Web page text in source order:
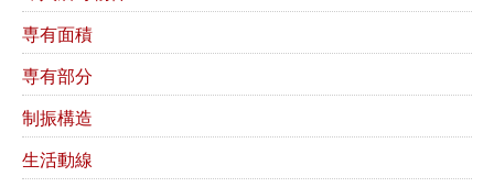
専有面積
専有部分
制振構造
生活動線